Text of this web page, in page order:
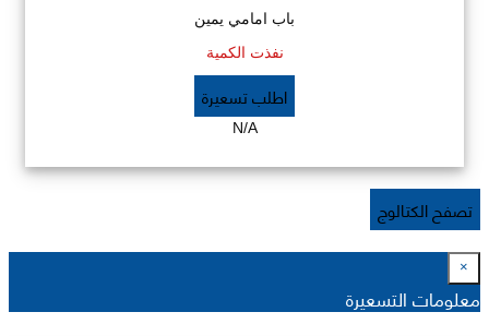
باب امامي يمين
نفذت الكمية
اطلب تسعيرة
N/A
تصفح الكتالوج
×
معلومات التسعيرة